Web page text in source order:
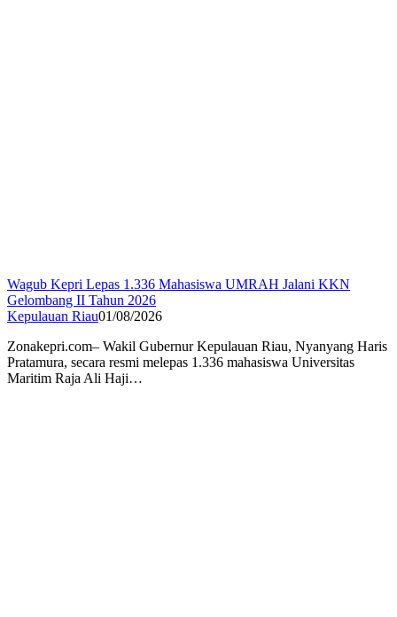
Wagub Kepri Lepas 1.336 Mahasiswa UMRAH Jalani KKN
Gelombang II Tahun 2026
Kepulauan Riau01/08/2026
Zonakepri.com– Wakil Gubernur Kepulauan Riau, Nyanyang Haris
Pratamura, secara resmi melepas 1.336 mahasiswa Universitas
Maritim Raja Ali Haji…